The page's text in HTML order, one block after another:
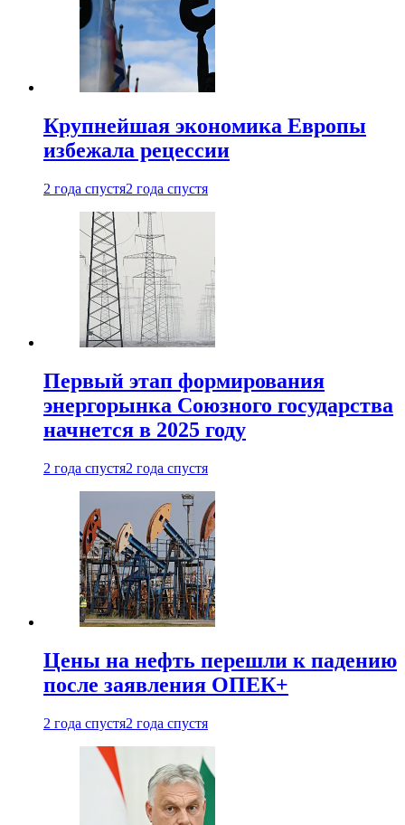
Крупнейшая экономика Европы
избежала рецессии
2 года спустя2 года спустя
Первый этап формирования
энергорынка Союзного государства
начнется в 2025 году
2 года спустя2 года спустя
Цены на нефть перешли к падению
после заявления ОПЕК+
2 года спустя2 года спустя